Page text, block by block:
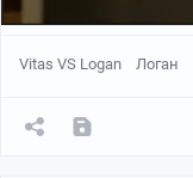
Vitas VS Logan Логан